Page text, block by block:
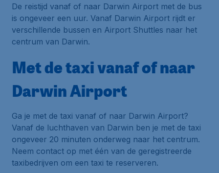
De reistijd vanaf of naar Darwin Airport met de bus
is ongeveer een uur. Vanaf Darwin Airport rijdt er
verschillende bussen en Airport Shuttles naar het
centrum van Darwin.
Met de taxi vanaf of naar
Darwin Airport
Ga je met de taxi vanaf of naar Darwin Airport?
Vanaf de luchthaven van Darwin ben je met de taxi
ongeveer 20 minuten onderweg naar het centrum.
Neem contact op met één van de geregistreerde
taxibedrijven om een taxi te reserveren.